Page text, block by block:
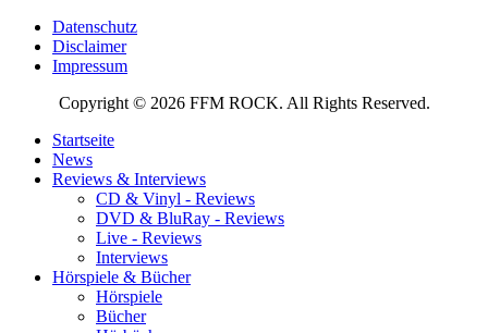
Datenschutz
Disclaimer
Impressum
Copyright © 2026 FFM ROCK. All Rights Reserved.
Startseite
News
Reviews & Interviews
CD & Vinyl - Reviews
DVD & BluRay - Reviews
Live - Reviews
Interviews
Hörspiele & Bücher
Hörspiele
Bücher